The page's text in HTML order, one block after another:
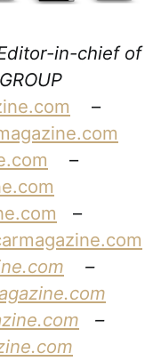
in-chief of
–
–
–
–
–